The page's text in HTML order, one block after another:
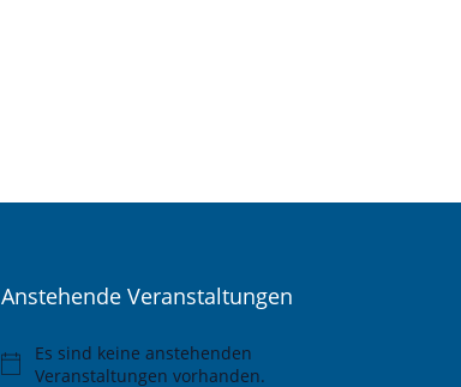
Anstehende Veranstaltungen
Hinweis
Es sind keine anstehenden
Veranstaltungen vorhanden.